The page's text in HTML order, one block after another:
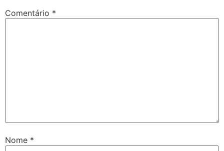
Comentário *
Nome *